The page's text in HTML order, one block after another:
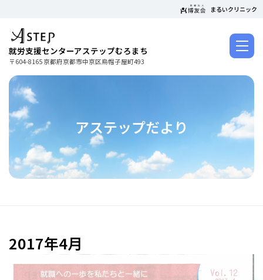
まるいクリニック
就労支援センターアステップむろまち
〒604-8165 京都府京都市中京区烏帽子屋町493
アステップだより
2017年4月